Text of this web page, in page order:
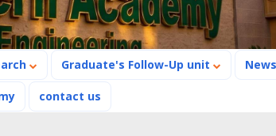
Graduate's Follow-Up unit News
contact us